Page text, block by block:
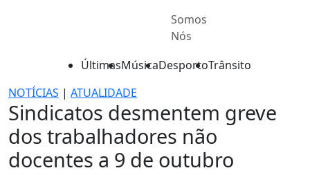
Somos
Nós
ÚltimasMúsicaDesportoTrânsito
NOTÍCIAS | ATUALIDADE
Sindicatos desmentem greve
dos trabalhadores não
docentes a 9 de outubro